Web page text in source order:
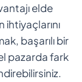
elde
ihtiyaçlarını
başarılı bir
pazarda fark